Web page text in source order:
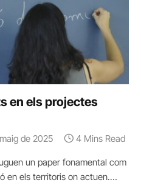
en els projectes
de 2025 4 Mins Read
un paper fonamental com
en els territoris on actuen.…